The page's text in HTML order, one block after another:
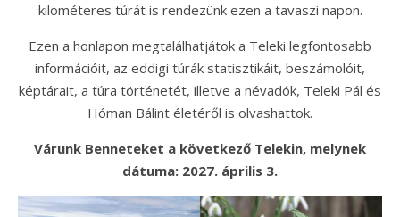
kilométeres túrát is rendezünk ezen a tavaszi napon.
Ezen a honlapon megtalálhatjátok a Teleki legfontosabb
információit, az eddigi túrák statisztikáit, beszámolóit,
képtárait, a túra történetét, illetve a névadók, Teleki Pál és
Hóman Bálint életéről is olvashattok.
Várunk Benneteket a következő Telekin, melynek
dátuma: 2027. április 3.